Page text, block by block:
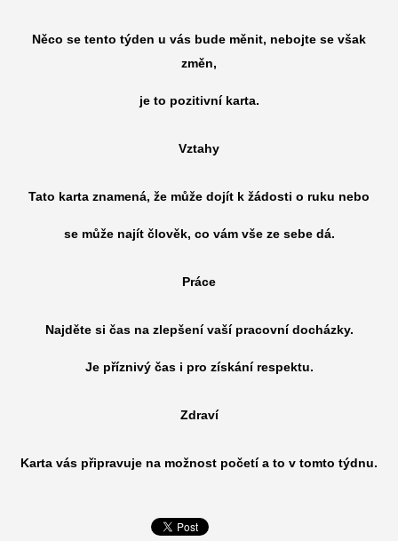
Něco se tento týden u vás bude měnit, nebojte se však
změn,
je to pozitivní karta.
Vztahy
Tato karta znamená, že může dojít k žádosti o ruku nebo
se může najít člověk, co vám vše ze sebe dá.
Práce
Najděte si čas na zlepšení vaší pracovní docházky.
Je příznivý čas i pro získání respektu.
Zdraví
Karta vás připravuje na možnost početí a to v tomto týdnu.